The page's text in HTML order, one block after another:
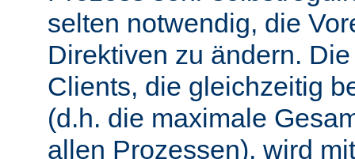
selten notwendig, die
Direktiven zu ändern.
Clients, die gleichzeitig
(d.h. die maximale
allen Prozessen), wird